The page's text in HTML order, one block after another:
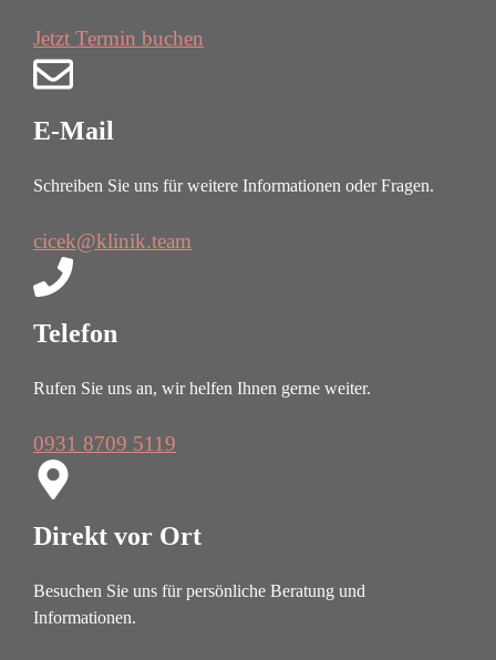
Jetzt Termin buchen
E-Mail
Schreiben Sie uns für weitere Informationen oder Fragen.
cicek@klinik.team
Telefon
Rufen Sie uns an, wir helfen Ihnen gerne weiter.
0931 8709 5119
Direkt vor Ort
Besuchen Sie uns für persönliche Beratung und
Informationen.